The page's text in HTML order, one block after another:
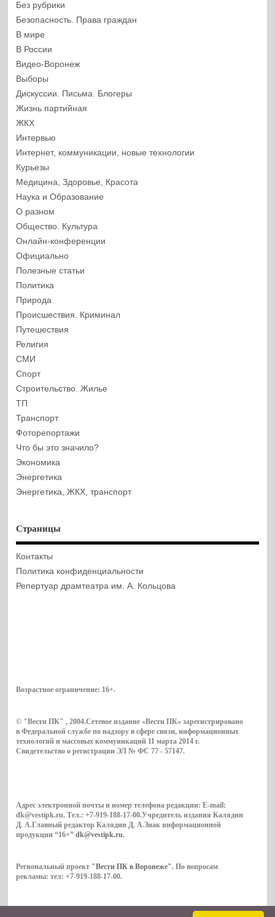
Без рубрики
Безопасность. Права граждан
В мире
В России
Видео-Воронеж
Выборы
Дискуссии. Письма. Блогеры
Жизнь партийная
ЖКХ
Интервью
Интернет, коммуникации, новые технологии
Курьезы
Медицина, Здоровье, Красота
Наука и Образование
О разном
Общество. Культура
Онлайн-конференции
Официально
Полезные статьи
Политика
Природа
Происшествия. Криминал
Путешествия
Религия
СМИ
Спорт
Строительство. Жилье
ТП
Транспорт
Фоторепортажи
Что бы это значило?
Экономика
Энергетика
Энергетика, ЖКХ, транспорт
Страницы
Контакты
Политика конфиденциальности
Репертуар драмтеатра им. А. Кольцова
Возрастное ограничение: 16+.
© "Вести ПК" , 2004.Сетевое издание «Вести ПК» зарегистрировано
в Федеральной службе по надзору в сфере связи, информационных
технологий и массовых коммуникаций 11 марта 2014 г.
Свидетельство о регистрации ЭЛ № ФС 77 - 57147.
Адрес электронной почты и номер телефона редакции: E-mail:
dk@vestipk.ru. Тел.: +7-919-188-17-00.Учредитель издания Калядин
Д. А.Главный редактор Калядин Д. А.Знак информационной
продукции “16+”dk@vestipk.ru.
Региональный проект "Вести ПК в Воронеже". По вопросам
рекламы: тел: +7-919-188-17-00.